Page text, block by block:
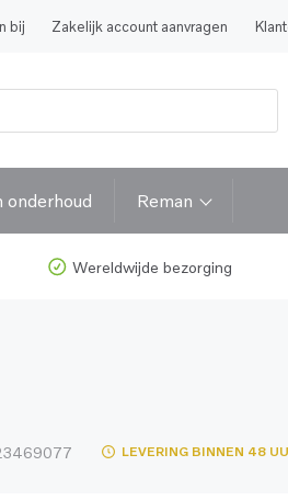
bij Zakelijk account aanvragen
onderhoud Reman
Wereldwijde bezorging
LEVERING BINNEN 48